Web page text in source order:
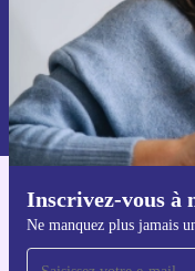
Inscrivez-vous à
Ne manquez plus jamais
Retrouvez les
dans notre
politique de
Pour